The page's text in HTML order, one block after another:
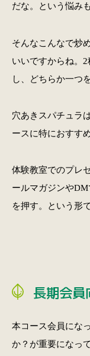
だな。という悩み
そんなこんなで炒
いいですからね。
し、どちらか一つ
穴あきスパチュラ
ースに特におすす
体験教室でのプレ
ールマガジンや
を押す。という形
長期会員
本コース会員にな
か？が重要になっ